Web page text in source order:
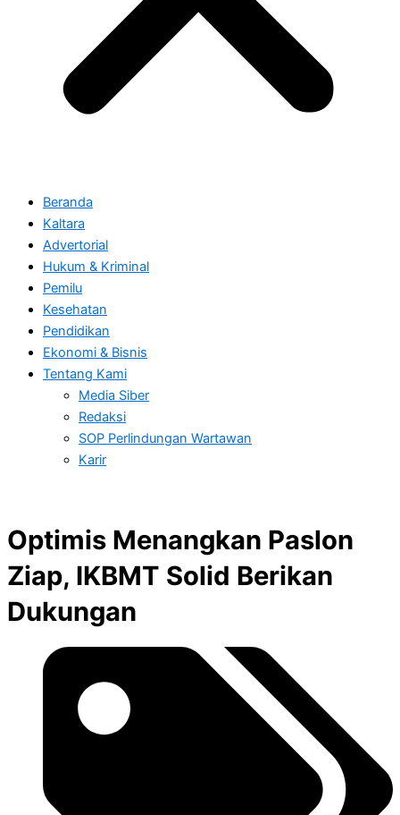
Beranda
Kaltara
Advertorial
Hukum & Kriminal
Pemilu
Kesehatan
Pendidikan
Ekonomi & Bisnis
Tentang Kami
Media Siber
Redaksi
SOP Perlindungan Wartawan
Karir
Optimis Menangkan Paslon
Ziap, IKBMT Solid Berikan
Dukungan